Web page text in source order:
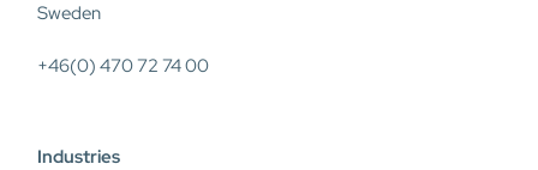
Sweden
+46(0) 470 72 74 00
Industries